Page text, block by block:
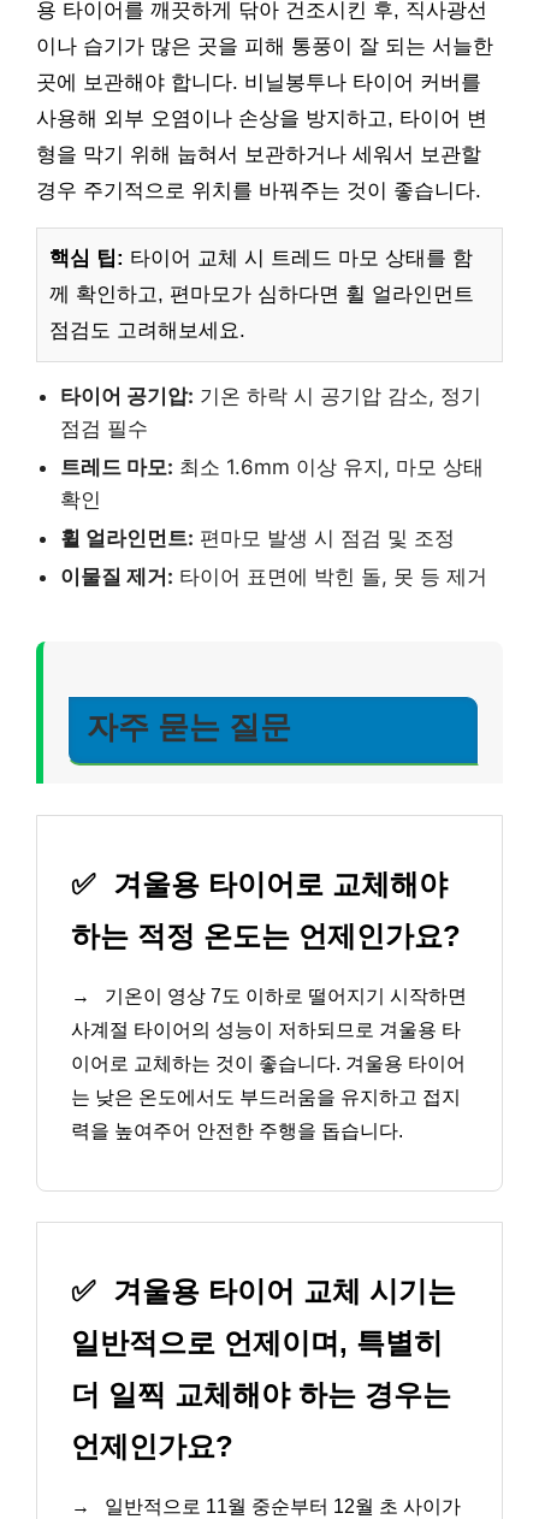
용 타이어를 깨끗하게 닦아 건조시킨 후, 직사광선
이나 습기가 많은 곳을 피해 통풍이 잘 되는 서늘한
곳에 보관해야 합니다. 비닐봉투나 타이어 커버를
사용해 외부 오염이나 손상을 방지하고, 타이어 변
형을 막기 위해 눕혀서 보관하거나 세워서 보관할
경우 주기적으로 위치를 바꿔주는 것이 좋습니다.
핵심 팁: 타이어 교체 시 트레드 마모 상태를 함
께 확인하고, 편마모가 심하다면 휠 얼라인먼트
점검도 고려해보세요.
타이어 공기압: 기온 하락 시 공기압 감소, 정기
점검 필수
트레드 마모: 최소 1.6mm 이상 유지, 마모 상태
확인
휠 얼라인먼트: 편마모 발생 시 점검 및 조정
이물질 제거: 타이어 표면에 박힌 돌, 못 등 제거
자주 묻는 질문
✅ 겨울용 타이어로 교체해야
하는 적정 온도는 언제인가요?
→
기온이 영상 7도 이하로 떨어지기 시작하면
사계절 타이어의 성능이 저하되므로 겨울용 타
이어로 교체하는 것이 좋습니다. 겨울용 타이어
는 낮은 온도에서도 부드러움을 유지하고 접지
력을 높여주어 안전한 주행을 돕습니다.
✅ 겨울용 타이어 교체 시기는
일반적으로 언제이며, 특별히
더 일찍 교체해야 하는 경우는
언제인가요?
→
일반적으로 11월 중순부터 12월 초 사이가